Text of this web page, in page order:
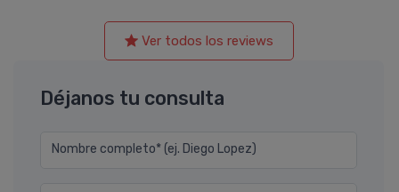
Ver todos los reviews
Déjanos tu consulta
Nombre completo* (ej. Diego Lopez)